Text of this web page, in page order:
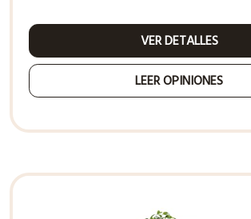
VER DETALLES
LEER OPINIONES